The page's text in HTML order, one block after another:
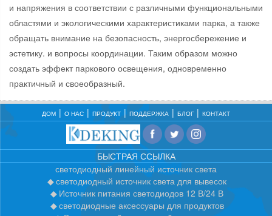
и напряжения в соответствии с различными функциональными
областями и экологическими характеристиками парка, а также
обращать внимание на безопасность, энергосбережение и
эстетику. и вопросы координации. Таким образом можно
создать эффект паркового освещения, одновременно
практичный и своеобразный.
ДОМ О НАС ПРОДУКТ ПОДДЕРЖКА БЛОГ КОНТАКТ
БЫСТРАЯ ССЫЛКА
светодиодный линейный источник света
светодиодный источник света для вывесок
Источник питания светодиодов 12 В/24 В
светодиодные аксессуары для продуктов